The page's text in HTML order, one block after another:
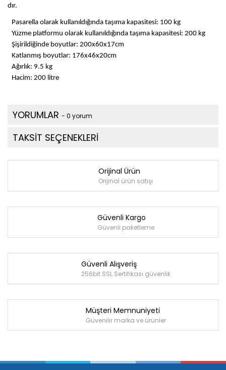
dır.
Pasarella olarak kullanıldığında taşıma kapasitesi: 100 kg
Yüzme platformu olarak kullanıldığında taşıma kapasitesi: 200 kg
Şişirildiğinde boyutlar: 200x60x17cm
Katlanmış boyutlar: 176x46x20cm
Ağırlık: 9.5 kg
Hacim: 200 litre
YORUMLAR - 0 yorum
TAKSİT SEÇENEKLERİ
Orijinal Ürün
Orijinal ürün satışı
Güvenli Kargo
Güvenli paketleme
Güvenli Alışveriş
256bit SSL Sertifikası güvenlik
Müşteri Memnuniyeti
Güvenilir marka ve ürünler